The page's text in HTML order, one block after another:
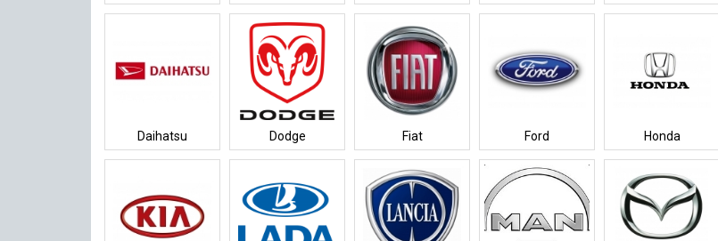
Daihatsu Dodge Fiat Ford Honda